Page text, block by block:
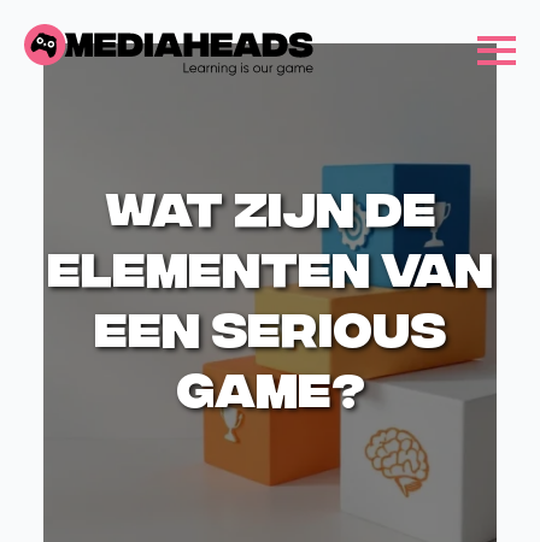
Wat zijn de
elementen van
een serious
game?